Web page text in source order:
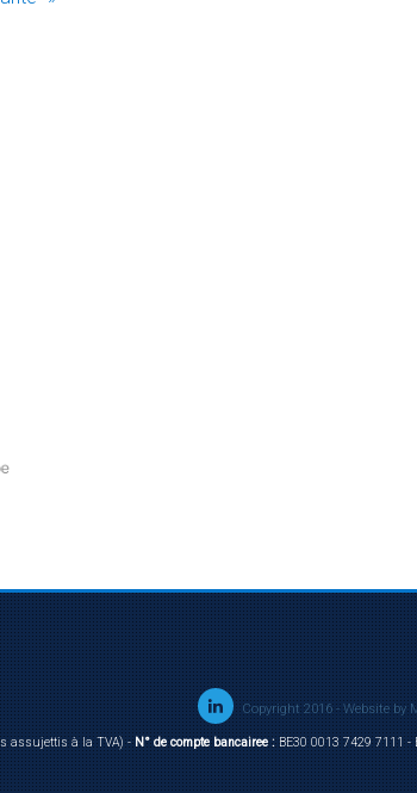
Copyright 2016 - Website by
assujettis à la TVA) -N° de compte bancairee :BE30 0013 7429 7111 -